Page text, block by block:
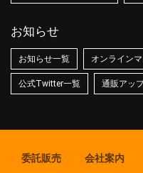
お知らせ
お知らせ一覧 オンライン
公式Twitter一覧 通販アッ
委託販売 会社案内